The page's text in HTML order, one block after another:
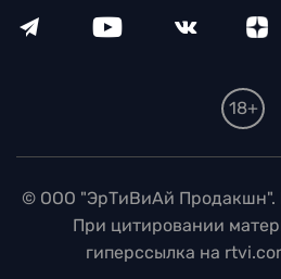
18+
© ООО "ЭрТиВиАй Продакшн".
При цитировании
гиперссылка на